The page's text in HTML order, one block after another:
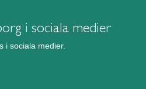
i sociala medier
i sociala medier.